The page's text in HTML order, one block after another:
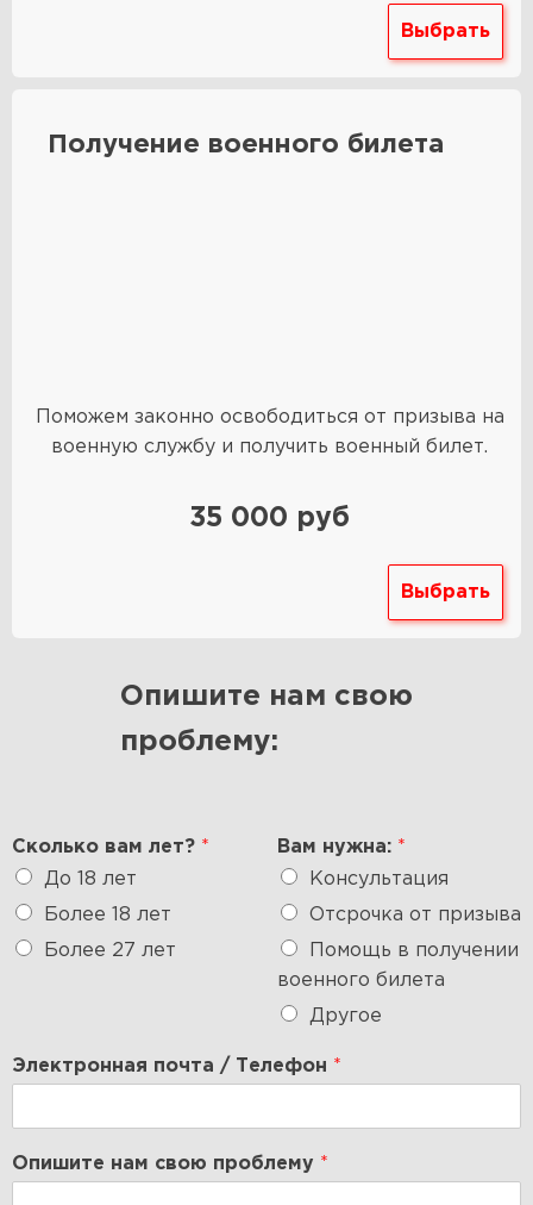
Выбрать
Получение военного билета
Поможем законно освободиться от призыва на
военную службу и получить военный билет.
35 000 руб
Выбрать
Опишите нам свою
проблему:
Сколько вам лет? *
До 18 лет
Более 18 лет
Более 27 лет
Вам нужна: *
Консультация
Отсрочка от призыва
Помощь в получении
военного билета
Другое
Электронная почта / Телефон *
Опишите нам свою проблему *